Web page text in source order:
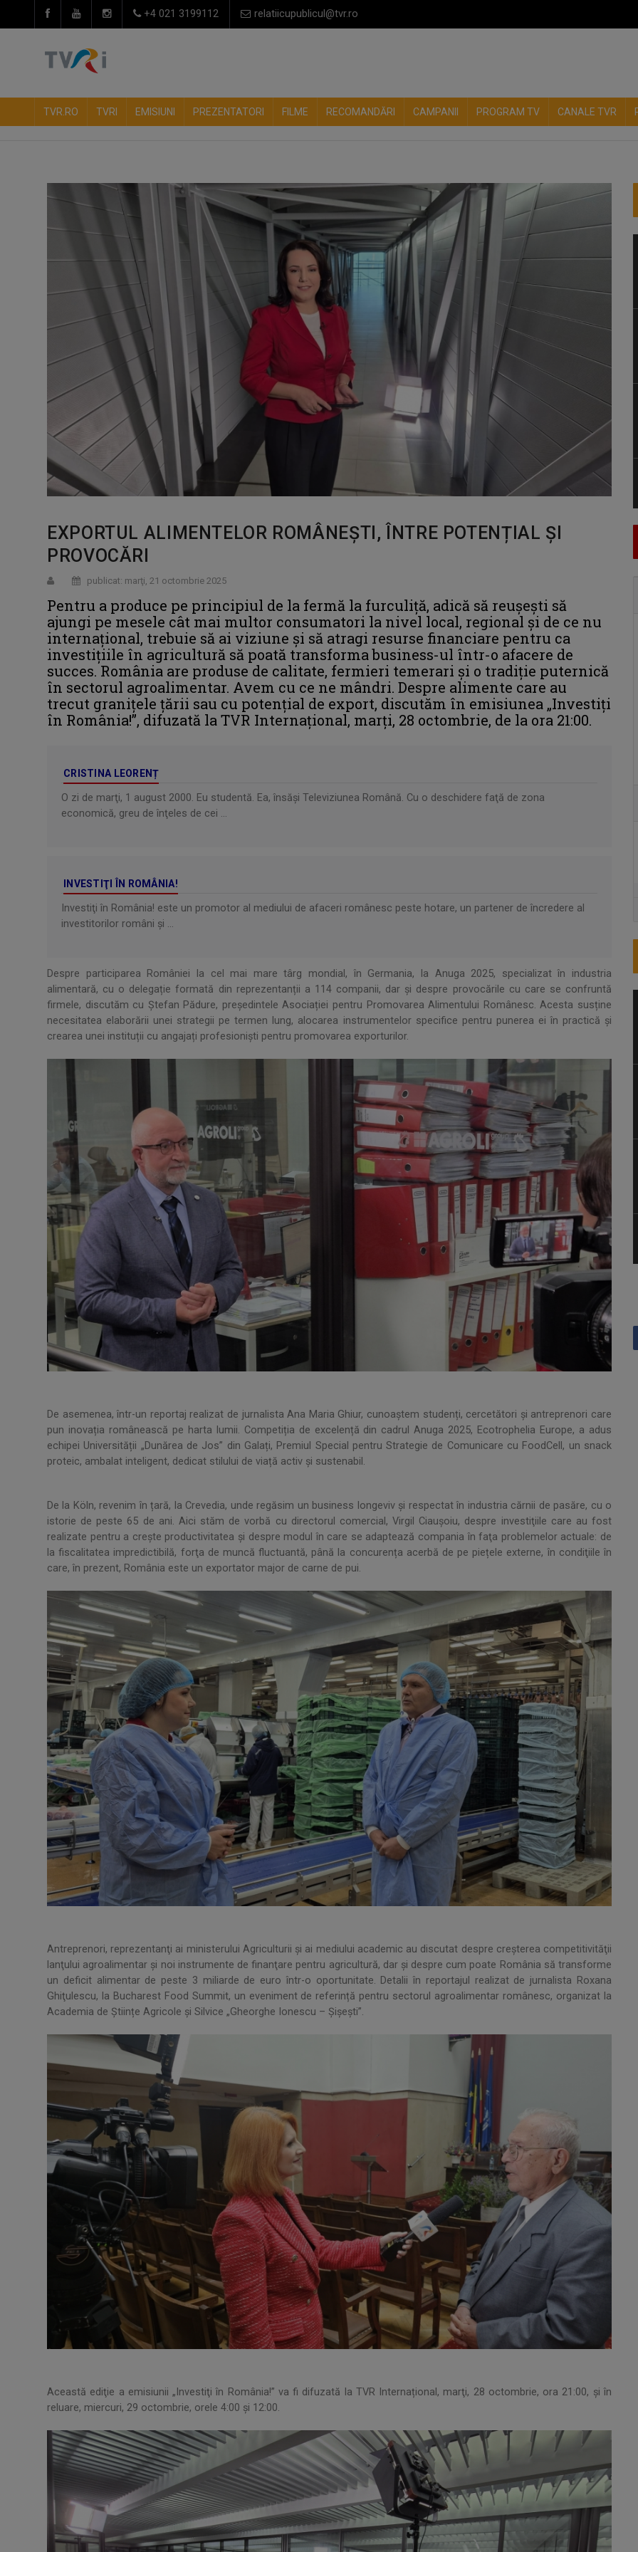
+4 021 3199112 relatiicupublicul@tvr.ro
TVR.RO TVRI EMISIUNI PREZENTATORI FILME RECOMANDĂRI CAMPANII PROGRAM TV CANALE TVR
EXPORTUL ALIMENTELOR ROMÂNEȘTI, ÎNTRE POTENȚIAL ȘI
PROVOCĂRI
publicat: marţi, 21 octombrie 2025
Pentru a produce pe principiul de la fermă la furculiţă, adică să reuşeşti să
ajungi pe mesele cât mai multor consumatori la nivel local, regional şi de ce nu
internaţional, trebuie să ai viziune şi să atragi resurse financiare pentru ca
investiţiile în agricultură să poată transforma business-ul într-o afacere de
succes. România are produse de calitate, fermieri temerari și o tradiție puternică
în sectorul agroalimentar. Avem cu ce ne mândri. Despre alimente care au
trecut graniţele ţării sau cu potenţial de export, discutăm în emisiunea „Investiţi
în România!”, difuzată la TVR Internaţional, marți, 28 octombrie, de la ora 21:00.
CRISTINA LEORENȚ
O zi de marţi, 1 august 2000. Eu studentă. Ea, însăşi Televiziunea Română. Cu o deschidere faţă de zona
economică, greu de înţeles de cei ...
INVESTIŢI ÎN ROMÂNIA!
Investiţi în România! este un promotor al mediului de afaceri românesc peste hotare, un partener de încredere al
investitorilor români și ...
Despre participarea României la cel mai mare târg mondial, în Germania, la Anuga 2025, specializat în industria
alimentară, cu o delegație formată din reprezentanții a 114 companii, dar și despre provocările cu care se confruntă
firmele, discutăm cu Ștefan Pădure, președintele Asociației pentru Promovarea Alimentului Românesc. Acesta susține
necesitatea elaborării unei strategii pe termen lung, alocarea instrumentelor specifice pentru punerea ei în practică și
crearea unei instituții cu angajați profesioniști pentru promovarea exporturilor.
De asemenea, într-un reportaj realizat de jurnalista Ana Maria Ghiur, cunoaştem studenți, cercetători și antreprenori care
pun inovația românească pe harta lumii. Competiția de excelență din cadrul Anuga 2025, Ecotrophelia Europe, a adus
echipei Universității „Dunărea de Jos” din Galați, Premiul Special pentru Strategie de Comunicare cu FoodCell, un snack
proteic, ambalat inteligent, dedicat stilului de viață activ și sustenabil.
De la Köln, revenim în țară, la Crevedia, unde regăsim un business longeviv și respectat în industria cărnii de pasăre, cu o
istorie de peste 65 de ani. Aici stăm de vorbă cu directorul comercial, Virgil Ciaușoiu, despre investiţiile care au fost
realizate pentru a creşte productivitatea şi despre modul în care se adaptează compania în faţa problemelor actuale: de
la fiscalitatea impredictibilă, forţa de muncă fluctuantă, până la concurența acerbă de pe piețele externe, în condiţiile în
care, în prezent, România este un exportator major de carne de pui.
Antreprenori, reprezentanţi ai ministerului Agriculturii şi ai mediului academic au discutat despre creşterea competitivităţii
lanţului agroalimentar şi noi instrumente de finanţare pentru agricultură, dar şi despre cum poate România să transforme
un deficit alimentar de peste 3 miliarde de euro într-o oportunitate. Detalii în reportajul realizat de jurnalista Roxana
Ghiţulescu, la Bucharest Food Summit, un eveniment de referință pentru sectorul agroalimentar românesc, organizat la
Academia de Științe Agricole și Silvice „Gheorghe Ionescu – Șișești”.
Această ediţie a emisiunii „Investiţi în România!” va fi difuzată la TVR Internațional, marţi, 28 octombrie, ora 21:00, şi în
reluare, miercuri, 29 octombrie, orele 4:00 şi 12:00.